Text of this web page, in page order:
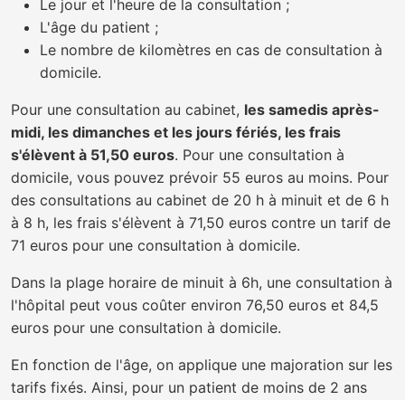
Le jour et l'heure de la consultation ;
L'âge du patient ;
Le nombre de kilomètres en cas de consultation à
domicile.
Pour une consultation au cabinet, les samedis après-
midi, les dimanches et les jours fériés, les frais
s'élèvent à 51,50 euros. Pour une consultation à
domicile, vous pouvez prévoir 55 euros au moins. Pour
des consultations au cabinet de 20 h à minuit et de 6 h
à 8 h, les frais s'élèvent à 71,50 euros contre un tarif de
71 euros pour une consultation à domicile.
Dans la plage horaire de minuit à 6h, une consultation à
l'hôpital peut vous coûter environ 76,50 euros et 84,5
euros pour une consultation à domicile.
En fonction de l'âge, on applique une majoration sur les
tarifs fixés. Ainsi, pour un patient de moins de 2 ans